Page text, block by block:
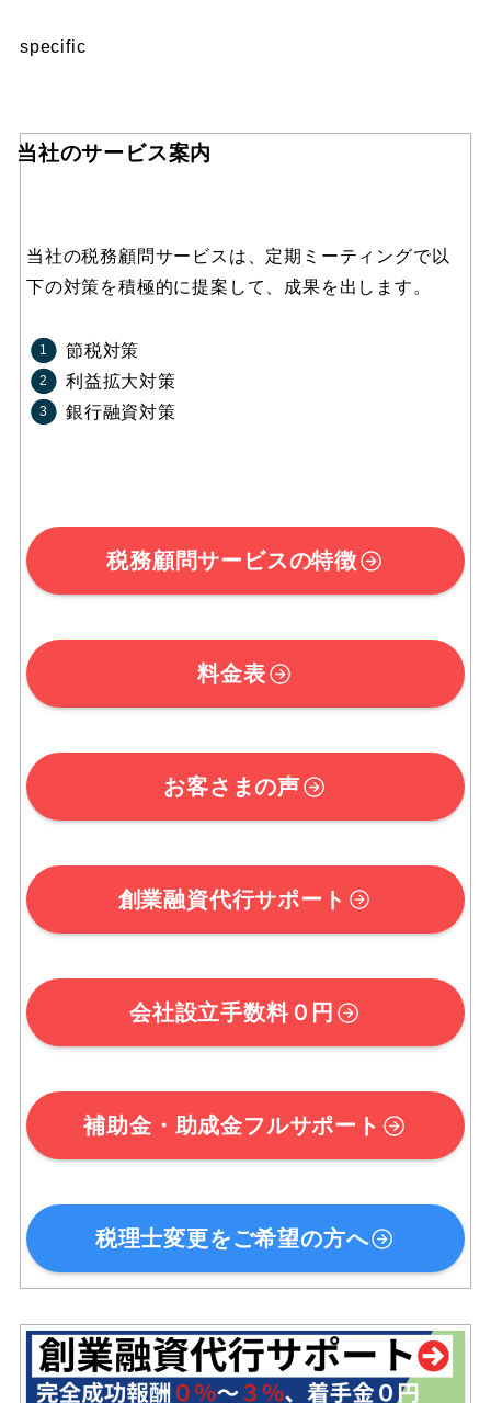
specific
当社のサービス案内
当社の税務顧問サービスは、定期ミーティングで以
下の対策を積極的に提案して、成果を出します。
節税対策
利益拡大対策
銀行融資対策
税務顧問サービスの特徴
料金表
お客さまの声
創業融資代行サポート
会社設立手数料０円
補助金・助成金フルサポート
税理士変更をご希望の方へ